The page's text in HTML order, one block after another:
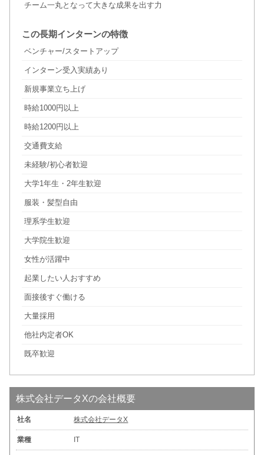
チーム一丸となって大きな成果を出す力
この長期インターンの特徴
ベンチャー/スタートアップ
インターン受入実績あり
新規事業立ち上げ
時給1000円以上
時給1200円以上
交通費支給
未経験/初心者歓迎
大学1年生・2年生歓迎
服装・髪型自由
理系学生歓迎
大学院生歓迎
女性が活躍中
起業したい人おすすめ
面接後すぐ働ける
大量採用
他社内定者OK
既卒歓迎
株式会社データXの会社概要
社名 株式会社データX
業種 IT